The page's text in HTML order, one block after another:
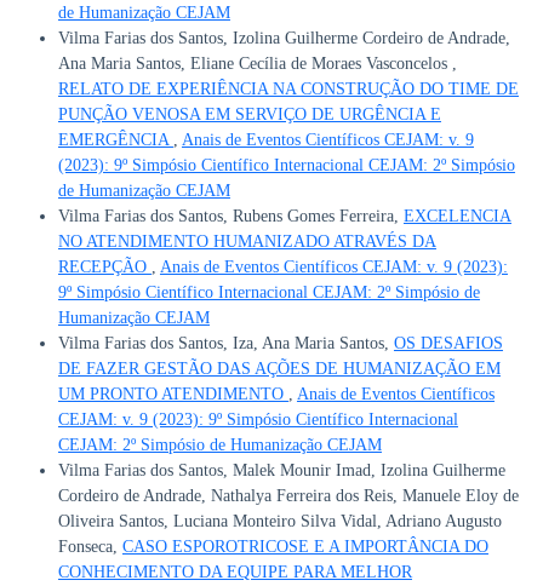
de Humanização CEJAM
Vilma Farias dos Santos, Izolina Guilherme Cordeiro de Andrade,
Ana Maria Santos, Eliane Cecília de Moraes Vasconcelos ,
RELATO DE EXPERIÊNCIA NA CONSTRUÇÃO DO TIME DE
PUNÇÃO VENOSA EM SERVIÇO DE URGÊNCIA E
EMERGÊNCIA
Anais de Eventos Científicos CEJAM: v. 9
(2023): 9º Simpósio Científico Internacional CEJAM: 2º Simpósio
de Humanização CEJAM
Vilma Farias dos Santos, Rubens Gomes Ferreira, EXCELENCIA
NO ATENDIMENTO HUMANIZADO ATRAVÉS DA
RECEPÇÃO
Anais de Eventos Científicos CEJAM: v. 9 (2023):
9º Simpósio Científico Internacional CEJAM: 2º Simpósio de
Humanização CEJAM
Vilma Farias dos Santos, Iza, Ana Maria Santos, OS DESAFIOS
DE FAZER GESTÃO DAS AÇÕES DE HUMANIZAÇÃO EM
UM PRONTO ATENDIMENTO
Anais de Eventos Científicos
CEJAM: v. 9 (2023): 9º Simpósio Científico Internacional
CEJAM: 2º Simpósio de Humanização CEJAM
Vilma Farias dos Santos, Malek Mounir Imad, Izolina Guilherme
Cordeiro de Andrade, Nathalya Ferreira dos Reis, Manuele Eloy de
Oliveira Santos, Luciana Monteiro Silva Vidal, Adriano Augusto
Fonseca, CASO ESPOROTRICOSE E A IMPORTÂNCIA DO
CONHECIMENTO DA EQUIPE PARA MELHOR